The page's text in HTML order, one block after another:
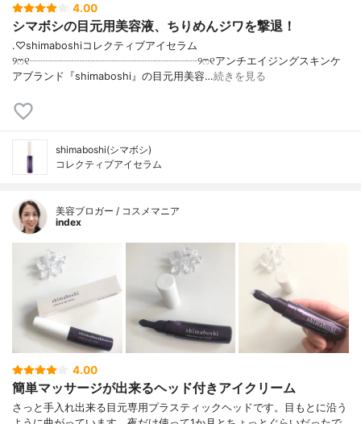
4.00
シマボシの目元用美容液、ちりめんジワを撃退！
.♡shimaboshiコレクティブアイセラム
୨ෆ୧┈┈┈┈┈┈┈┈┈┈┈┈┈┈┈┈୨ෆ୧アンチエイジングスキンケ
アブランド『shimaboshi』の目元用美容…続きを見る
shimaboshi(シマボシ)
コレクティブアイセラム
美容ブロガー / コスメマニア
index
4.00
簡単マッサージが出来るヘッド付きアイクリーム
さっと手入れ出来る目元専用プラスティックヘッドです。目もとに沿う